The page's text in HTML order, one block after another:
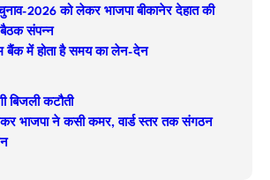
2026 को लेकर भाजपा बीकानेर देहात की
बैठक संपन्न
बैंक में होता है समय का लेन-देन
बिजली कटौती
भाजपा ने कसी कमर, वार्ड स्तर तक संगठन